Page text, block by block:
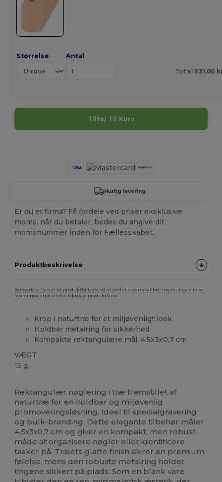
Størrelse Antal
Total: 531.00
Tilføj Til Kurv
Hurtig levering
Er du et firma? Få fordele ved priser eksklusive
moms, når du betaler, bedes du angive dit
momsnummer inden for Fællesskabet.
Produktbeskrivelse
Bemærk, at farven på produktbilledet på grund af skærmkalibrering muligvis ikke
svarer nøjagtigt til den faktiske produktfarve.
Krop i naturtræ for et miljøvenligt look
Holdbar metalring for sikkerhed
Kompakte rektangulære mål: 4,5x3x0,7 cm
VÆGT
15 g.
Rektangulær nøglering i træ fremstillet af
naturtræ for en holdbar og miljøvenlig
promoveringsløsning. Ideel til specialgravering
og bulk-branding. Dette elegante tilbehør måler
4,5x3x0,7 cm og giver en kompakt, men robust
måde at organisere nøgler eller identificere
tasker på. Træets glatte finish sikrer en premium
følelse, mens den robuste metalring holder
tingene sikkert på plads. Som en blank vare